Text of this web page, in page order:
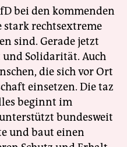
bei den kommenden
stark rechtsextreme
sind. Gerade jetzt
Solidarität. Auch
die sich vor Ort
einsetzen. Die taz
beginnt im
bundesweit
und baut einen